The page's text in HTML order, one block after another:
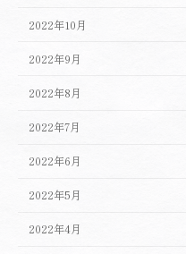
2022年10月
2022年9月
2022年8月
2022年7月
2022年6月
2022年5月
2022年4月